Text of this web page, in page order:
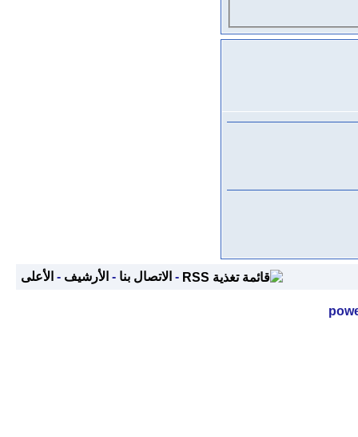
- الاتصال بنا - الأرشيف - الأعلى